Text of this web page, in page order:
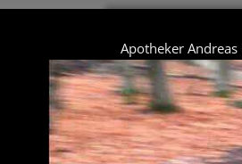
Apotheker